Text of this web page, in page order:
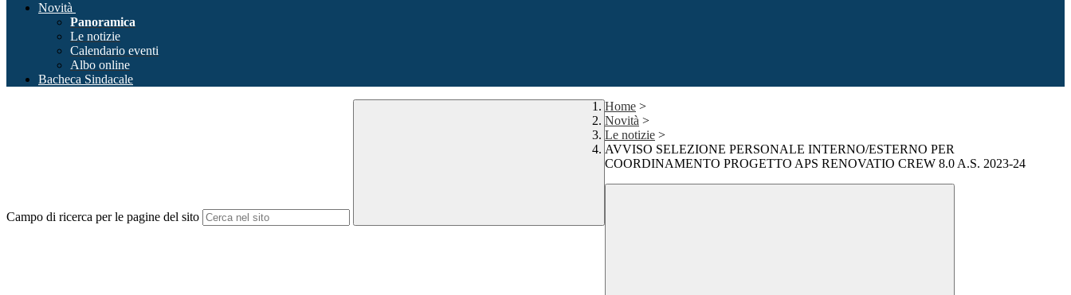
Novità
Panoramica
Le notizie
Calendario eventi
Albo online
Bacheca Sindacale
Campo di ricerca per le pagine del sito
Home >
Novità >
Le notizie >
AVVISO SELEZIONE PERSONALE INTERNO/ESTERNO PER
COORDINAMENTO PROGETTO APS RENOVATIO CREW 8.0 A.S. 2023-24